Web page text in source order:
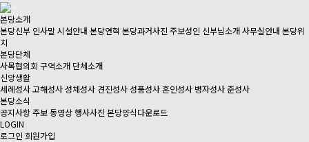
본당소개
본당신부 인사말시설안내 본당연혁 본당과거사진 주보성인 신부님소개사무실안내 본당위
치
본당단체
사목협의회 구역소개 단체소개
신앙생활
세례성사고해성사성체성사 견진성사성품성사혼인성사 병자성사준성사
본당소식
공지사항주보동영상행사사진 본당양식다운로드
LOGIN
로그인 회원가입